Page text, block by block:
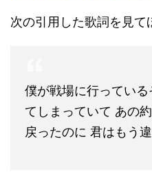
次の引用した歌詞を見て
僕が戦場に行ってい
てしまっていて あの
戻ったのに 君はもう